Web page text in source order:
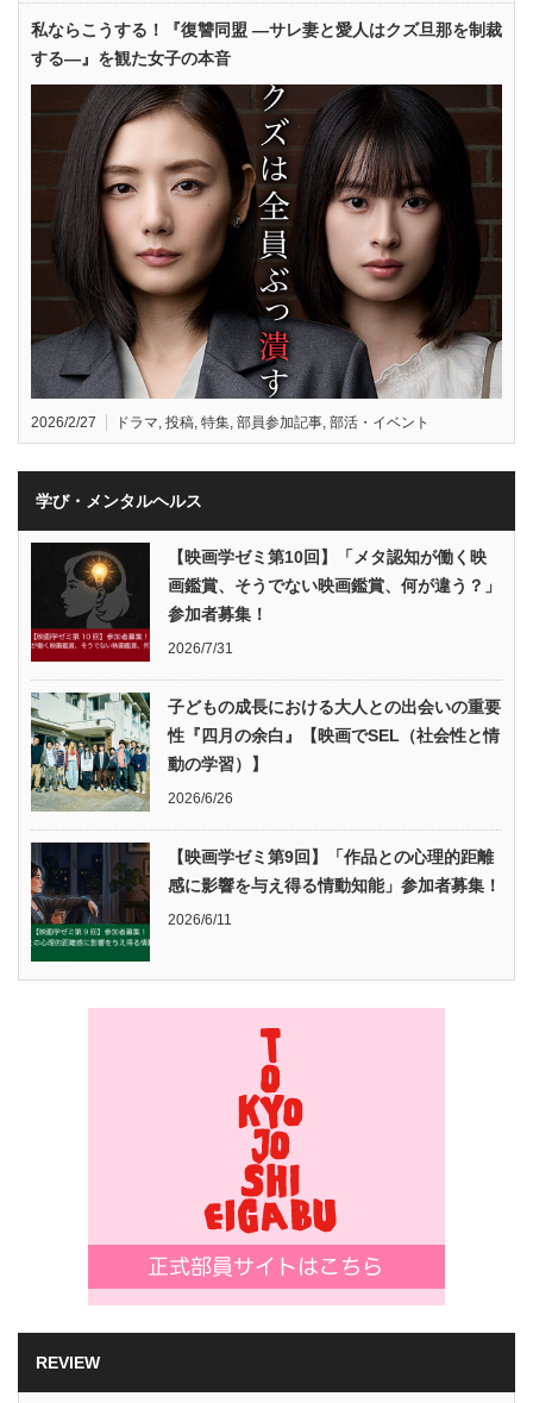
私ならこうする！『復讐同盟 —サレ妻と愛人はクズ旦那を制裁
する—』を観た女子の本音
2026/2/27 ドラマ, 投稿, 特集, 部員参加記事, 部活・イベント
学び・メンタルヘルス
【映画学ゼミ第10回】「メタ認知が働く映
画鑑賞、そうでない映画鑑賞、何が違う？」
参加者募集！
2026/7/31
子どもの成長における大人との出会いの重要
性『四月の余白』【映画でSEL（社会性と情
動の学習）】
2026/6/26
【映画学ゼミ第9回】「作品との心理的距離
感に影響を与え得る情動知能」参加者募集！
2026/6/11
REVIEW